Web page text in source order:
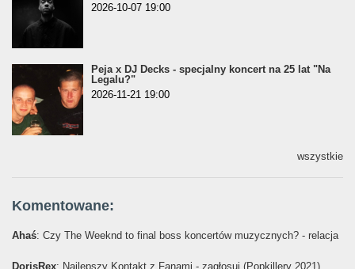
2026-10-07 19:00
Peja x DJ Decks - specjalny koncert na 25 lat "Na
Legalu?"
2026-11-21 19:00
wszystkie
Komentowane:
Ahaś: Czy The Weeknd to final boss koncertów muzycznych? - relacja
DorisRex: Najlepszy Kontakt z Fanami - zagłosuj (Popkillery 2021)